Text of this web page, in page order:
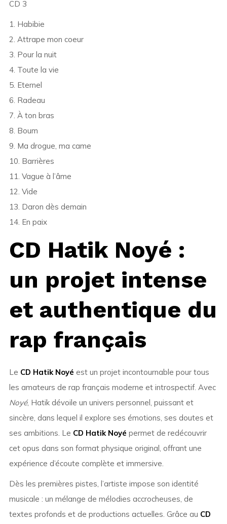
CD 3
1. Habibie
2. Attrape mon coeur
3. Pour la nuit
4. Toute la vie
5. Eternel
6. Radeau
7. À ton bras
8. Boum
9. Ma drogue, ma came
10. Barrières
11. Vague à l’âme
12. Vide
13. Daron dès demain
14. En paix
CD Hatik Noyé :
un projet intense
et authentique du
rap français
Le CD Hatik Noyé est un projet incontournable pour tous
les amateurs de rap français moderne et introspectif. Avec
Noyé, Hatik dévoile un univers personnel, puissant et
sincère, dans lequel il explore ses émotions, ses doutes et
ses ambitions. Le CD Hatik Noyé permet de redécouvrir
cet opus dans son format physique original, offrant une
expérience d’écoute complète et immersive.
Dès les premières pistes, l’artiste impose son identité
musicale : un mélange de mélodies accrocheuses, de
textes profonds et de productions actuelles. Grâce au CD